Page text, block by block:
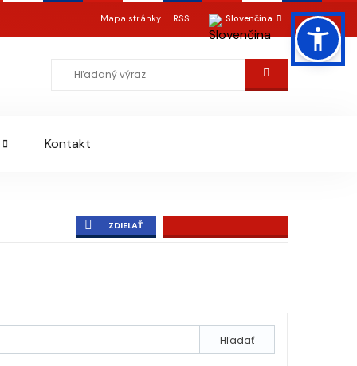
Mapa stránky RSS Slovenčina
Kontakt
ZDIELAŤ
Hľadať